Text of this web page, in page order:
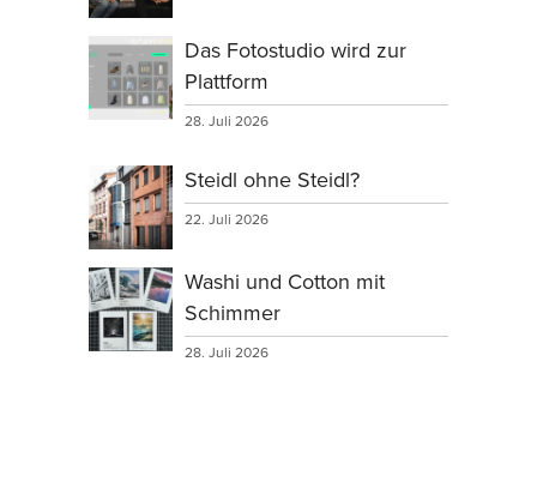
Das Fotostudio wird zur
Plattform
28. Juli 2026
Steidl ohne Steidl?
22. Juli 2026
Washi und Cotton mit
Schimmer
28. Juli 2026